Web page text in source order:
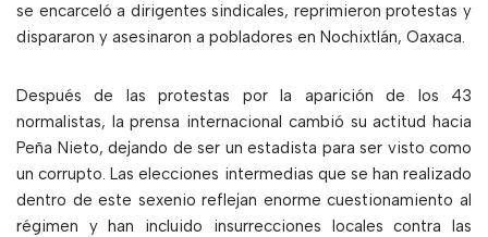
se encarceló a dirigentes sindicales, reprimieron protestas y
dispararon y asesinaron a pobladores en Nochixtlán, Oaxaca.
Después de las protestas por la aparición de los 43
normalistas, la prensa internacional cambió su actitud hacia
Peña Nieto, dejando de ser un estadista para ser visto como
un corrupto. Las elecciones intermedias que se han realizado
dentro de este sexenio reflejan enorme cuestionamiento al
régimen y han incluido insurrecciones locales contra las